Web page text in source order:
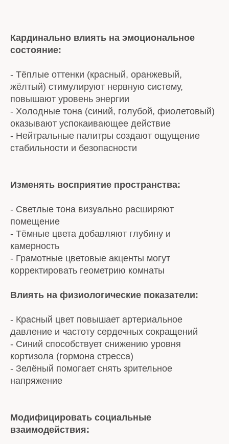
Кардинально влиять на эмоциональное
состояние:
- Тёплые оттенки (красный, оранжевый,
жёлтый) стимулируют нервную систему,
повышают уровень энергии
- Холодные тона (синий, голубой, фиолетовый)
оказывают успокаивающее действие
- Нейтральные палитры создают ощущение
стабильности и безопасности
Изменять восприятие пространства:
- Светлые тона визуально расширяют
помещение
- Тёмные цвета добавляют глубину и
камерность
- Грамотные цветовые акценты могут
корректировать геометрию комнаты
Влиять на физиологические показатели:
- Красный цвет повышает артериальное
давление и частоту сердечных сокращений
- Синий способствует снижению уровня
кортизола (гормона стресса)
- Зелёный помогает снять зрительное
напряжение
Модифицировать социальные
взаимодействия: